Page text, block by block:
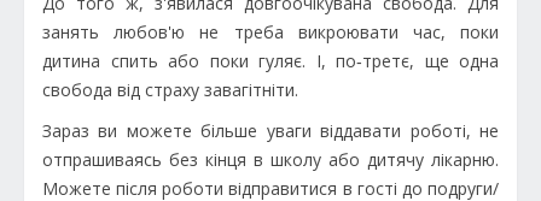
занять любов'ю не треба викроювати час, поки
дитина спить або поки гуляє. І, по‑третє, ще одна
свобода від страху завагітніти.
Зараз ви можете більше уваги віддавати роботі, не
отпрашиваясь без кінця в школу або дитячу лікарню.
Можете після роботи відправитися в гості до подруги/